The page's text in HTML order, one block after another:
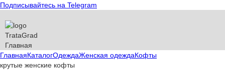
Подписывайтесь на Telegram
TrataGrad
Главная
ГлавнаяКаталогОдеждаЖенская одеждаКофты
крутые женские кофты